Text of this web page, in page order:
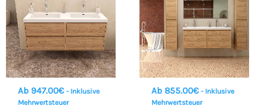
Ab 947.00€ - Inklusive
Mehrwertsteuer
Ab 855.00€ - Inklusive
Mehrwertsteuer